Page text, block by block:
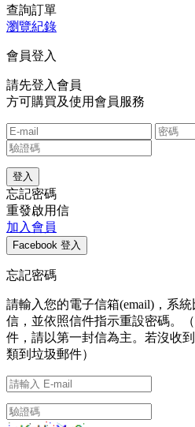
查詢訂單
瀏覽紀錄
會員登入
請先登入會員
方可購買及使用會員服務
忘記密碼
重發啟用信
加入會員
忘記密碼
請輸入您的電子信箱(email)，系
信，並依照信件指示重設密碼。
件，請以第一封信為主。若沒收
類到垃圾郵件）